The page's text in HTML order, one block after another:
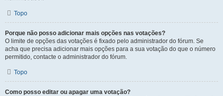
Topo
Porque não posso adicionar mais opções nas votações?
O limite de opções das votações é fixado pelo administrador do fórum. Se
acha que precisa adicionar mais opções para a sua votação do que o número
permitido, contacte o administrador do fórum.
Topo
Como posso editar ou apagar uma votação?